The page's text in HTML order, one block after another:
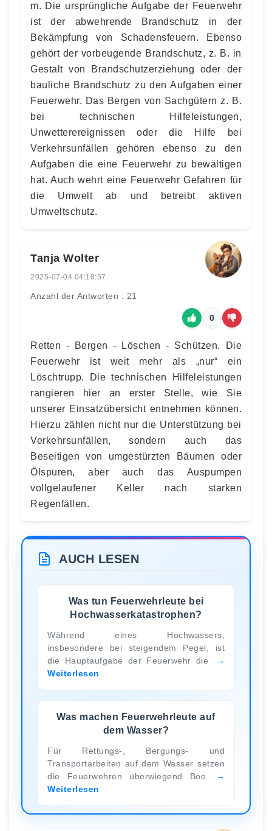
m. Die ursprüngliche Aufgabe der Feuerwehr
ist der abwehrende Brandschutz in der
Bekämpfung von Schadensfeuern. Ebenso
gehört der vorbeugende Brandschutz, z. B. in
Gestalt von Brandschutzerziehung oder der
bauliche Brandschutz zu den Aufgaben einer
Feuerwehr. Das Bergen von Sachgütern z. B.
bei technischen Hilfeleistungen,
Unwetterereignissen oder die Hilfe bei
Verkehrsunfällen gehören ebenso zu den
Aufgaben die eine Feuerwehr zu bewältigen
hat. Auch wehrt eine Feuerwehr Gefahren für
die Umwelt ab und betreibt aktiven
Umweltschutz.
Tanja Wolter
2025-07-04 04:18:57
Anzahl der Antworten : 21
0
Retten - Bergen - Löschen - Schützen. Die
Feuerwehr ist weit mehr als „nur“ ein
Löschtrupp. Die technischen Hilfeleistungen
rangieren hier an erster Stelle, wie Sie
unserer Einsatzübersicht entnehmen können.
Hierzu zählen nicht nur die Unterstützung bei
Verkehrsunfällen, sondern auch das
Beseitigen von umgestürzten Bäumen oder
Ölspuren, aber auch das Auspumpen
vollgelaufener Keller nach starken
Regenfällen.
AUCH LESEN
Was tun Feuerwehrleute bei
Hochwasserkatastrophen?
Während eines Hochwassers,
insbesondere bei steigendem Pegel, ist
die Hauptaufgabe der Feuerwehr die
Weiterlesen
Was machen Feuerwehrleute auf
dem Wasser?
Für Rettungs-, Bergungs- und
Transportarbeiten auf dem Wasser setzen
die Feuerwehren überwiegend Boo
Weiterlesen